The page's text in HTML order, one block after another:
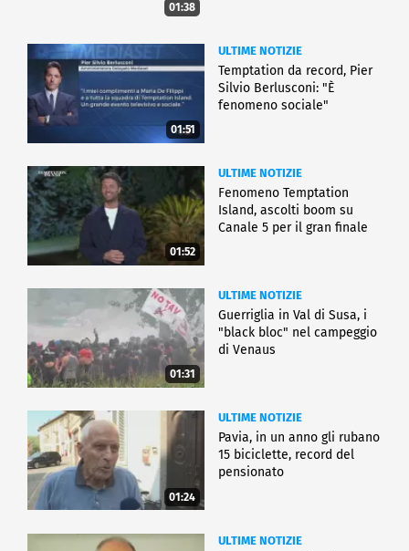
01:38
01:51
ULTIME NOTIZIE
Temptation da record, Pier
Silvio Berlusconi: "È
fenomeno sociale"
01:52
ULTIME NOTIZIE
Fenomeno Temptation
Island, ascolti boom su
Canale 5 per il gran finale
01:31
ULTIME NOTIZIE
Guerriglia in Val di Susa, i
"black bloc" nel campeggio
di Venaus
01:24
ULTIME NOTIZIE
Pavia, in un anno gli rubano
15 biciclette, record del
pensionato
ULTIME NOTIZIE